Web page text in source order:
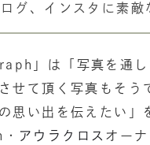
グ、インスタに素敵
」は「写真を通
せて頂く写真もそ
思い出を伝えたい
アウラクロス オー